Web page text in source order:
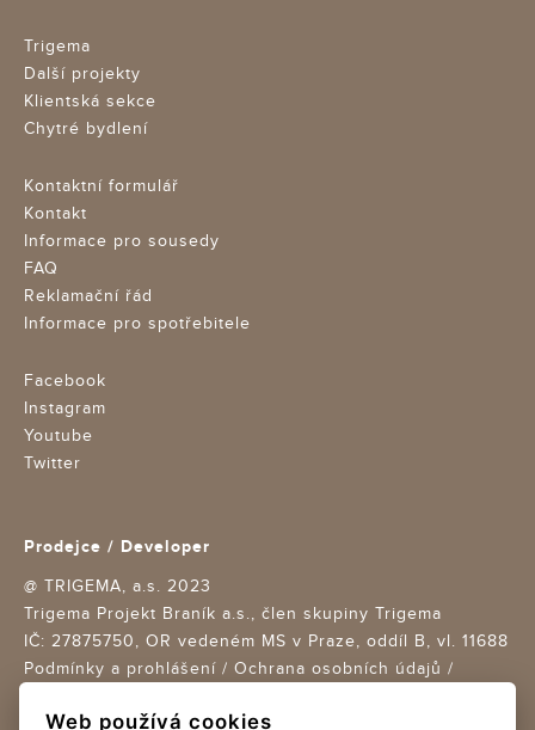
Trigema
Další projekty
Klientská sekce
Chytré bydlení
Kontaktní formulář
Kontakt
Informace pro sousedy
FAQ
Reklamační řád
Informace pro spotřebitele
Facebook
Instagram
Youtube
Twitter
Prodejce / Developer
@ TRIGEMA, a.s. 2023
Trigema Projekt Braník a.s., člen skupiny Trigema
IČ: 27875750, OR vedeném MS v Praze, oddíl B, vl. 11688
Podmínky a prohlášení / Ochrana osobních údajů /
Web používá cookies